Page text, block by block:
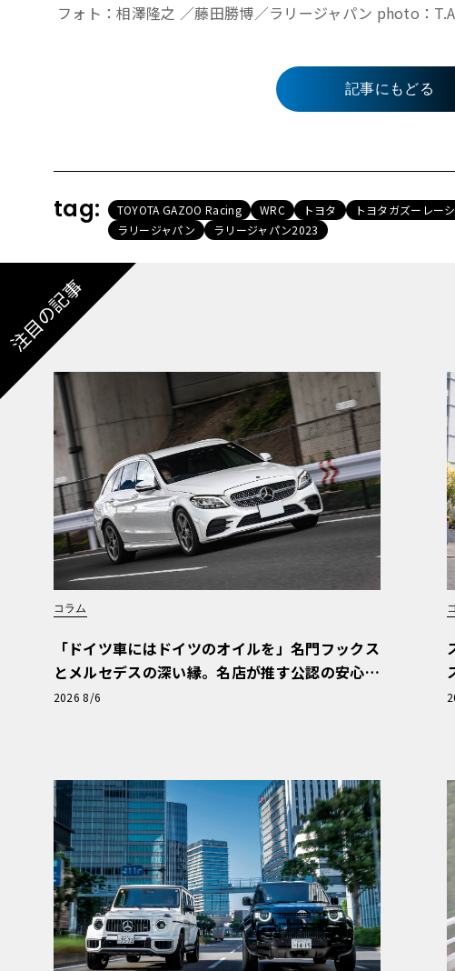
フォト：相澤隆之 ／藤田勝博／ラリージャパン photo：
記事にもどる
tag: TOYOTA GAZOO Racing WRC トヨタ
トヨタガズーレー
ラリージャパン
ラリージャパン2023
注目の記事
コラム
「ドイツ車にはドイツのオイルを」名門フックス
とメルセデスの深い縁。名店が推す公認の安心
と、Cクラスで味わうシルキーな走り〈PR〉
2026 8/6